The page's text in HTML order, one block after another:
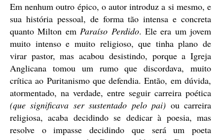
Em nenhum outro épico, o autor introduz a si mesmo, e
sua história pessoal, de forma tão intensa e concreta
quanto Milton emParaíso Perdido. Ele era um jovem
muito intenso e muito religioso, que tinha plano de
virar pastor, mas acabou desistindo, porque a Igreja
Anglicana tomou um rumo que discordava, muito
crítica ao Puritanismo que defendia. Então, em dúvida,
atormentado, na verdade, entre seguir carreira poética
(que significava ser sustentado pelo pai) ou carreira
religiosa, acaba decidindo se dedicar à poesia, mas
resolve o impasse decidindo que será um poeta